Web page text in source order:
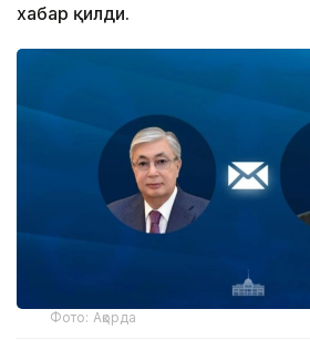
хабар қилди.
Фото: Ақорда